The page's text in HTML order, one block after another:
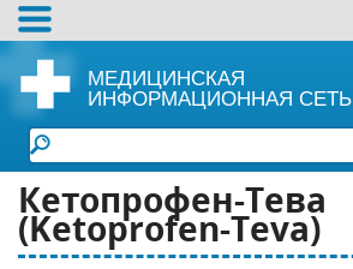
МЕДИЦИНСКАЯ
ИНФОРМАЦИОННАЯ СЕТЬ
Кетопрофен-Тева
(Ketoprofen-Teva)